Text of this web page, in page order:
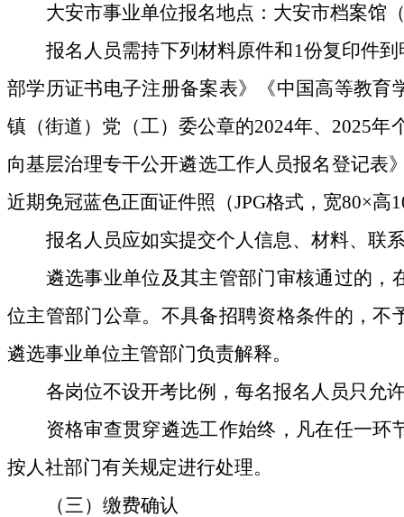
大安市事业单位报名地点：大安市档案馆
报名人员需持下列材料原件和 1份复印件到
部学历证书电子注册备案表》《中国高等教育
镇（街道）党（工）委公章的2024年、 2025年
向基层治理专干公开遴选工作人员报名登记表
近期免冠蓝色正面证件照（JPG格式，宽80×高
报名人员应如实提交个人信息、材料、联
遴选事业单位及其主管部门审核通过的，
位主管部门公章。不具备招聘资格条件的，不
遴选事业单位主管部门负责解释。
各岗位不设开考比例， 每名报名人员只允
资格审查贯穿遴选工作始终，凡在任一环
按人社部门有关规定进行处理。
（三） 缴费确认